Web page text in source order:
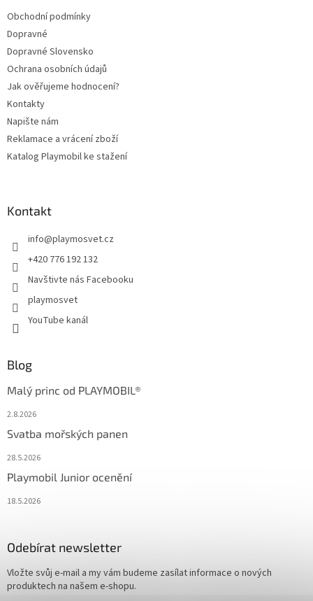
Obchodní podmínky
Dopravné
Dopravné Slovensko
Ochrana osobních údajů
Jak ověřujeme hodnocení?
Kontakty
Napište nám
Reklamace a vrácení zboží
Katalog Playmobil ke stažení
Kontakt
info@playmosvet.cz
+420 776 192 132
Navštivte nás Facebooku
playmosvet
YouTube kanál
Blog
Malý princ od PLAYMOBIL®
2.8.2026
Svatba mořských panen
28.5.2026
Playmobil Junior ocenění
18.5.2026
Odebírat newsletter
Vložte svůj e-mail a my vám budeme zasílat informace o nových
produktech na našem e-shopu.